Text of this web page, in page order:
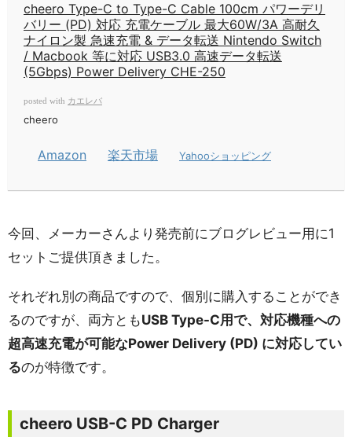
cheero Type-C to Type-C Cable 100cm パワーデリ
バリー (PD) 対応 充電ケーブル 最大60W/3A 高耐久
ナイロン製 急速充電 & データ転送 Nintendo Switch
/ Macbook 等に対応 USB3.0 高速データ転送
(5Gbps) Power Delivery CHE-250
posted with カエレバ
cheero
Amazon 楽天市場 Yahooショッピング
今回、メーカーさんより発売前にブログレビュー用に1
セットご提供頂きました。
それぞれ別の商品ですので、個別に購入することができ
るのですが、両方ともUSB Type-C用で、対応機種への
超高速充電が可能なPower Delivery (PD) に対応してい
るのが特徴です。
cheero USB-C PD Charger